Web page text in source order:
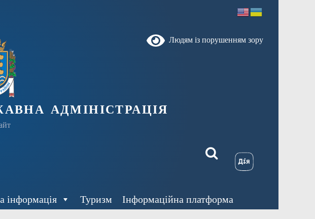
Людям із порушенням зору
адміністрація
інформація Туризм Інформаційна платформа